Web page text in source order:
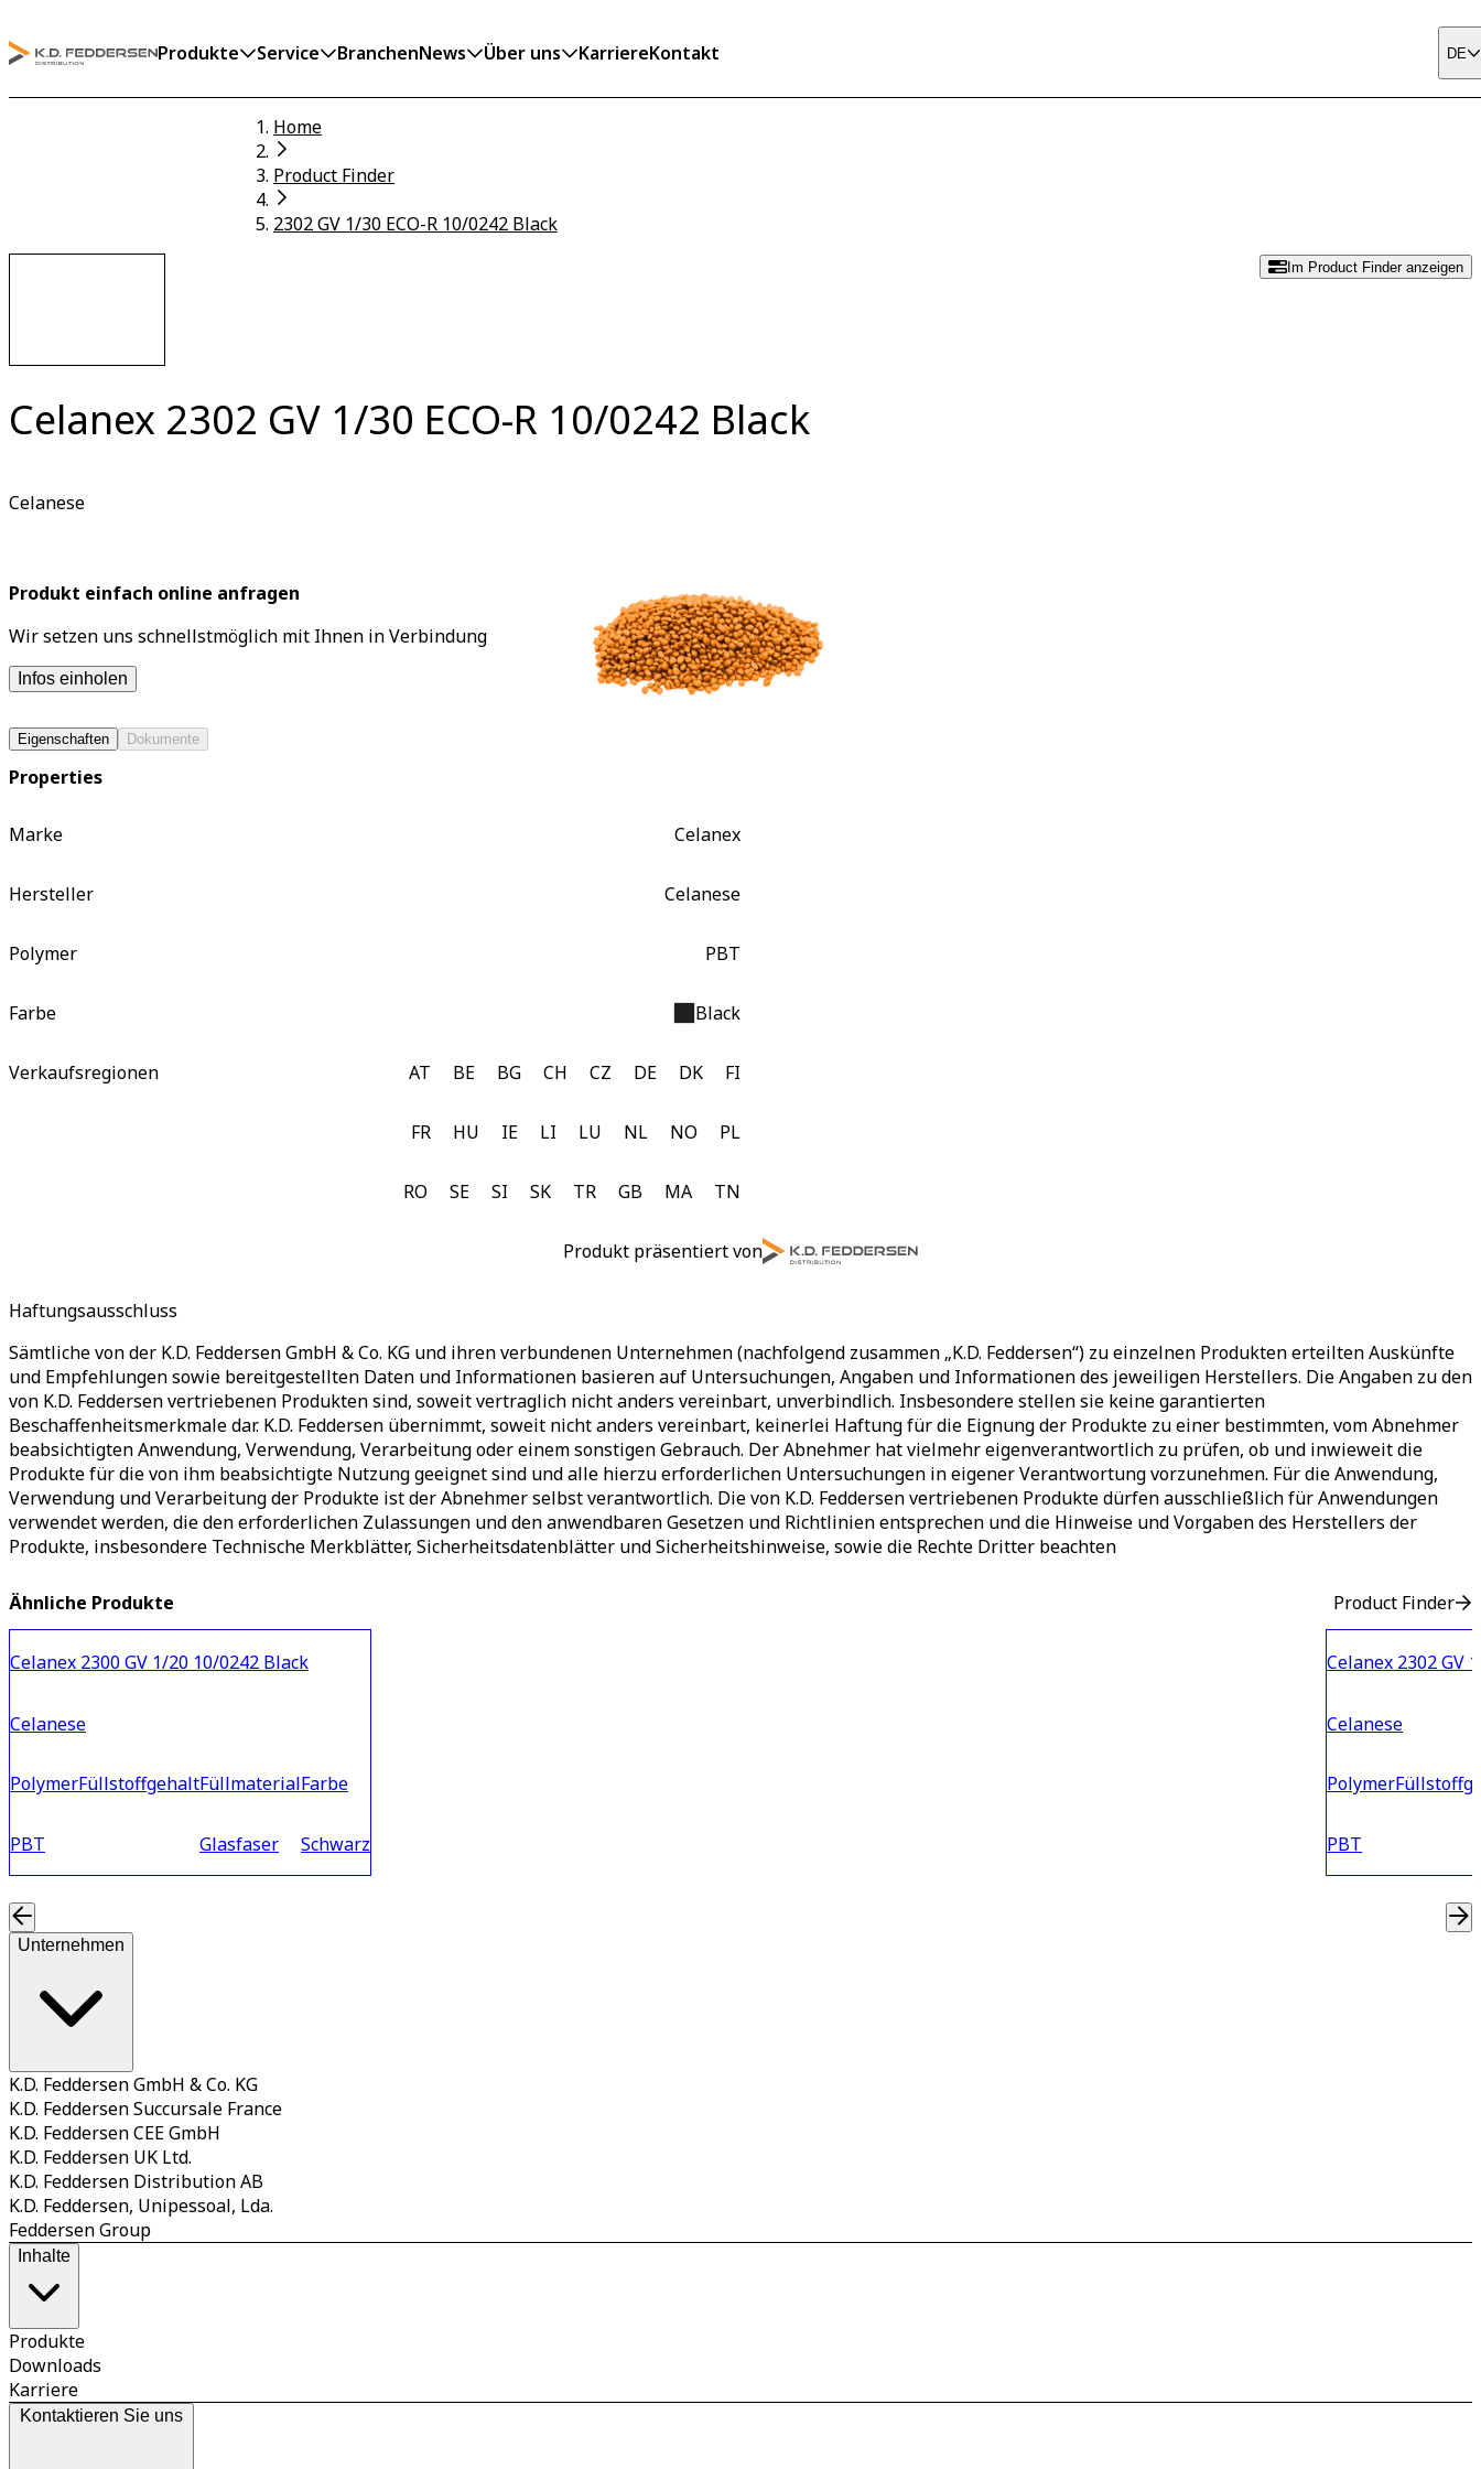
Produkte Service BranchenNews Über uns KarriereKontakt DE
Home
Product Finder
2302 GV 1/30 ECO-R 10/0242 Black
Celanex 2302 GV 1/30 ECO-R 10/0242 Black
Celanese
Produkt einfach online anfragen
Wir setzen uns schnellstmöglich mit Ihnen in Verbindung
Infos einholen
Im Product Finder anzeigen
Eigenschaften Dokumente
Properties
Marke Celanex
Hersteller Celanese
Polymer PBT
Farbe Black
Verkaufsregionen AT BE BG CH CZ DE DK FI
FR HU IE LI LU NL NO PL
RO SE SI SK TR GB MA TN
Produkt präsentiert von
Haftungsausschluss
Sämtliche von der K.D. Feddersen GmbH & Co. KG und ihren verbundenen Unternehmen (nachfolgend zusammen „K.D. Feddersen“) zu einzelnen Produkten erteilten Auskünfte
und Empfehlungen sowie bereitgestellten Daten und Informationen basieren auf Untersuchungen, Angaben und Informationen des jeweiligen Herstellers. Die Angaben zu den
von K.D. Feddersen vertriebenen Produkten sind, soweit vertraglich nicht anders vereinbart, unverbindlich. Insbesondere stellen sie keine garantierten
Beschaffenheitsmerkmale dar. K.D. Feddersen übernimmt, soweit nicht anders vereinbart, keinerlei Haftung für die Eignung der Produkte zu einer bestimmten, vom Abnehmer
beabsichtigten Anwendung, Verwendung, Verarbeitung oder einem sonstigen Gebrauch. Der Abnehmer hat vielmehr eigenverantwortlich zu prüfen, ob und inwieweit die
Produkte für die von ihm beabsichtigte Nutzung geeignet sind und alle hierzu erforderlichen Untersuchungen in eigener Verantwortung vorzunehmen. Für die Anwendung,
Verwendung und Verarbeitung der Produkte ist der Abnehmer selbst verantwortlich. Die von K.D. Feddersen vertriebenen Produkte dürfen ausschließlich für Anwendungen
verwendet werden, die den erforderlichen Zulassungen und den anwendbaren Gesetzen und Richtlinien entsprechen und die Hinweise und Vorgaben des Herstellers der
Produkte, insbesondere Technische Merkblätter, Sicherheitsdatenblätter und Sicherheitshinweise, sowie die Rechte Dritter beachten
Ähnliche Produkte Product Finder
Celanex 2300 GV 1/20 10/0242 Black
Celanese
Polymer
PBT
FüllstoffgehaltFüllmaterial
Glasfaser
Farbe
Schwarz
Celanex 2302 GV
Celanese
Polymer
PBT
Unternehmen
K.D. Feddersen GmbH & Co. KG
K.D. Feddersen Succursale France
K.D. Feddersen CEE GmbH
K.D. Feddersen UK Ltd.
K.D. Feddersen Distribution AB
K.D. Feddersen, Unipessoal, Lda.
Feddersen Group
Inhalte
Produkte
Downloads
Karriere